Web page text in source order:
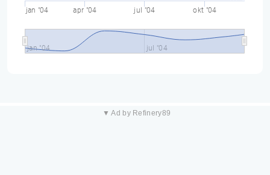
jan "04 apr "04 jul "04 okt "04
jan "04 jul "04
▼ Ad by Refinery89